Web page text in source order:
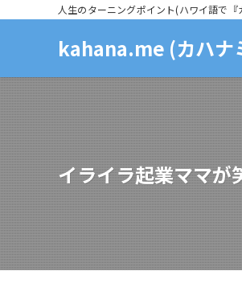
人生のターニングポイント(ハワイ語で
kahana.me (カハナ
イライラ起業ママ